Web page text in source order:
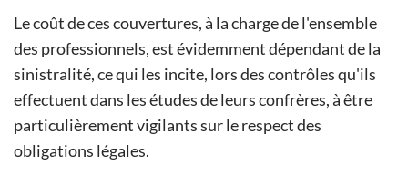
Le coût de ces couvertures, à la charge de l'ensemble
des professionnels, est évidemment dépendant de la
sinistralité, ce qui les incite, lors des contrôles qu'ils
effectuent dans les études de leurs confrères, à être
particulièrement vigilants sur le respect des
obligations légales.